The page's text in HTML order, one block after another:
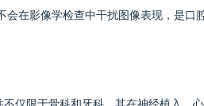
会在影像学检查中干扰图像表现，是口